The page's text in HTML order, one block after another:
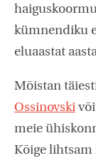
kümnendiku
eluaastat
Mõistan
Ossinovski
meie
Kõige